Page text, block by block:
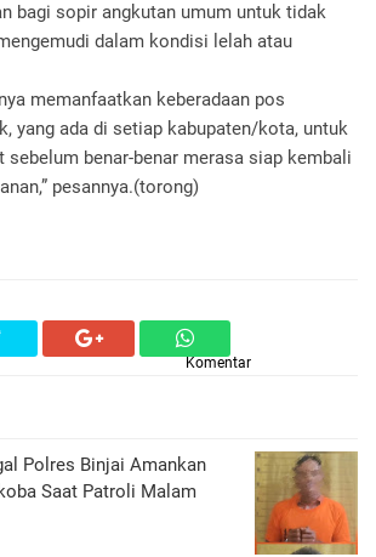
bagi sopir angkutan umum untuk tidak
dalam kondisi lelah atau
memanfaatkan keberadaan pos
yang ada di setiap kabupaten/kota, untuk
benar-benar merasa siap kembali
pesannya.(torong)
Komentar
Polres Binjai Amankan
Saat Patroli Malam